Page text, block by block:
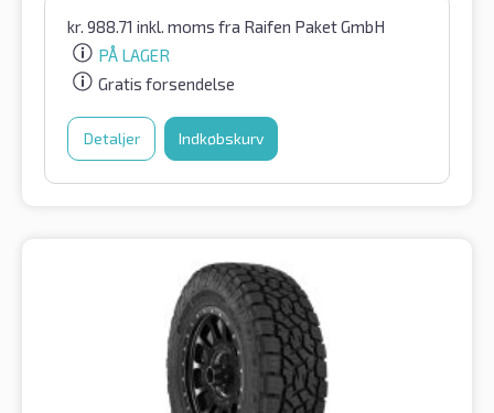
kr. 988.71 inkl. moms fra Raifen Paket GmbH
PÅ LAGER
Gratis forsendelse
Detaljer Indkøbskurv